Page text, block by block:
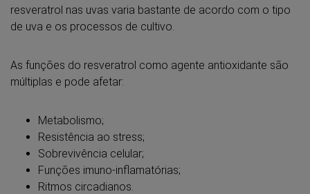
resveratrol nas uvas varia bastante de acordo com o tipo
de uva e os processos de cultivo.
As funções do resveratrol como agente antioxidante são
múltiplas e pode afetar:
Metabolismo;
Resistência ao stress;
Sobrevivência celular;
Funções imuno-inflamatórias;
Ritmos circadianos.